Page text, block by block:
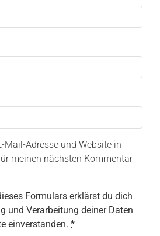
Mail-Adresse und Website in
meinen nächsten Kommentar
Formulars erklärst du dich
und Verarbeitung deiner Daten
einverstanden. *